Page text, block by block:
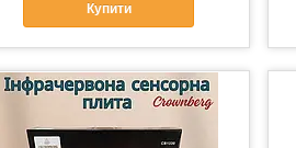
Купити